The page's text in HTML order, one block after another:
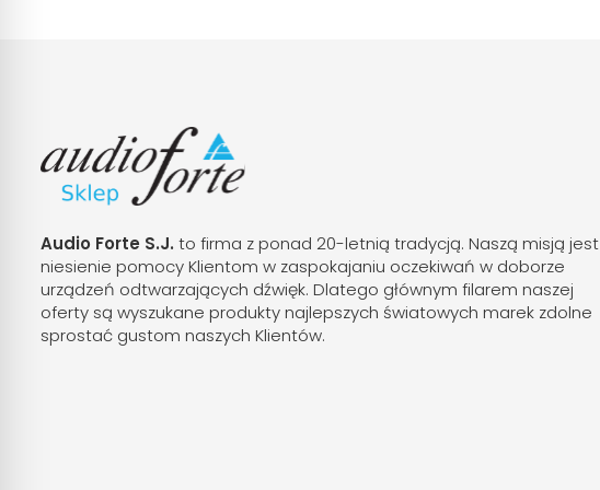
Audio Forte S.J. to firma z ponad 20-letnią tradycją. Naszą misją jest
niesienie pomocy Klientom w zaspokajaniu oczekiwań w doborze
urządzeń odtwarzających dźwięk. Dlatego głównym filarem naszej
oferty są wyszukane produkty najlepszych światowych marek zdolne
sprostać gustom naszych Klientów.